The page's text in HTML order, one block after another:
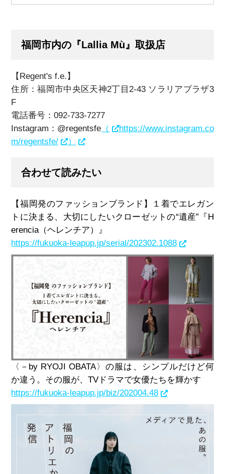
福岡市内の『Lallia Mù』取扱店
【Regent's f.e.】
住所：福岡市中央区天神2丁目2-43 ソラリアプラザ3
F
電話番号：092-733-7277
Instagram：@regentsfe （
https://www.instagram.co
m/regentsfe/
）
合わせて読みたい
【福岡発のファッションブランド】１着でエレガン
トに決まる、大切にしたいクローゼットの“遺産”『H
erencia（ヘレンチア）』
https://fukuoka-leapup.jp/serial/202302.1088
〈－by RYOJI OBATA〉の服は、シンプルだけど何
か違う。その服が、TVドラマで女優たちを輝かす
https://fukuoka-leapup.jp/biz/202004.48